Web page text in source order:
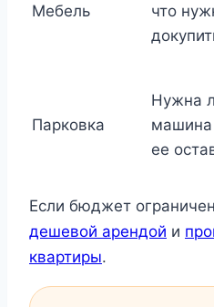
Мебель
что
Парковка
Нужна
машина
ее
Если бюджет
дешевой арендой и
квартиры.